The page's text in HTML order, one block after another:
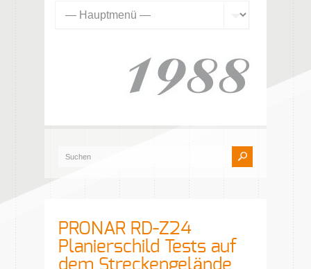
PRONAR RD-Z24
Planierschild Tests auf
dem Streckengelände